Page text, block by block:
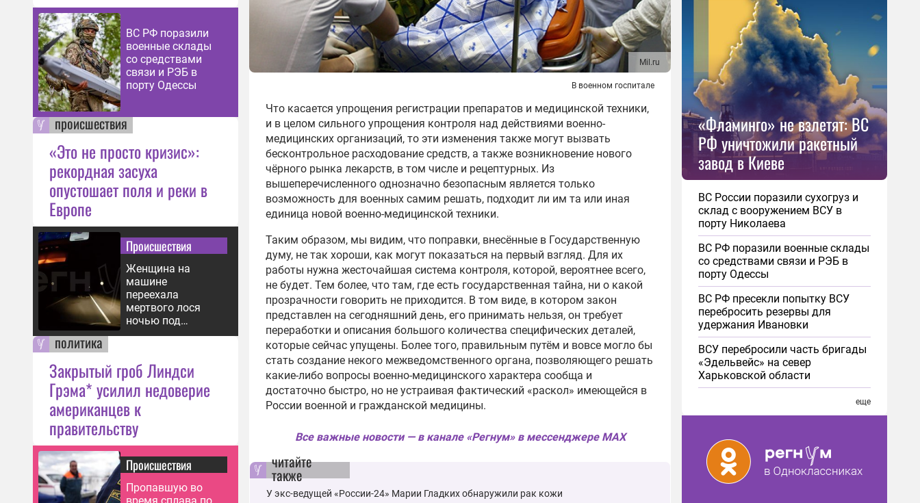
ВС РФ поразили
военные склады
со средствами
связи и РЭБ в
порту Одессы
происшествия
«Это не просто кризис»:
рекордная засуха
опустошает поля и реки в
Европе
Происшествия
Женщина на
машине
переехала
мертвого лося
ночью под
Ярославлем
политика
Закрытый гроб Линдси
Грэма* усилил недоверие
американцев к
правительству
Происшествия
Пропавшую во
Mil.ru
В военном госпитале
Что касается упрощения регистрации препаратов и медицинской техники,
и в целом сильного упрощения контроля над действиями военно-
медицинских организаций, то эти изменения также могут вызвать
бесконтрольное расходование средств, а также возникновение нового
чёрного рынка лекарств, в том числе и рецептурных. Из
вышеперечисленного однозначно безопасным является только
возможность для военных самим решать, подходит ли им та или иная
единица новой военно-медицинской техники.
Таким образом, мы видим, что поправки, внесённые в Государственную
думу, не так хороши, как могут показаться на первый взгляд. Для их
работы нужна жесточайшая система контроля, которой, вероятнее всего,
не будет. Тем более, что там, где есть государственная тайна, ни о какой
прозрачности говорить не приходится. В том виде, в котором закон
представлен на сегодняшний день, его принимать нельзя, он требует
переработки и описания большого количества специфических деталей,
которые сейчас упущены. Более того, правильным путём и вовсе могло бы
стать создание некого межведомственного органа, позволяющего решать
какие-либо вопросы военно-медицинского характера сообща и
достаточно быстро, но не устраивая фактический «раскол» имеющейся в
России военной и гражданской медицины.
Все важные новости — в канале «Регнум» в мессенджере MAX
читайте
также
У экс-ведущей «России-24» Марии Гладких обнаружили рак кожи
«Фламинго» не взлетят: ВС
РФ уничтожили ракетный
завод в Киеве
ВС России поразили сухогруз и
склад с вооружением ВСУ в
порту Николаева
ВС РФ поразили военные склады
со средствами связи и РЭБ в
порту Одессы
ВС РФ пресекли попытку ВСУ
перебросить резервы для
удержания Ивановки
ВСУ перебросили часть бригады
«Эдельвейс» на север
Харьковской области
еще